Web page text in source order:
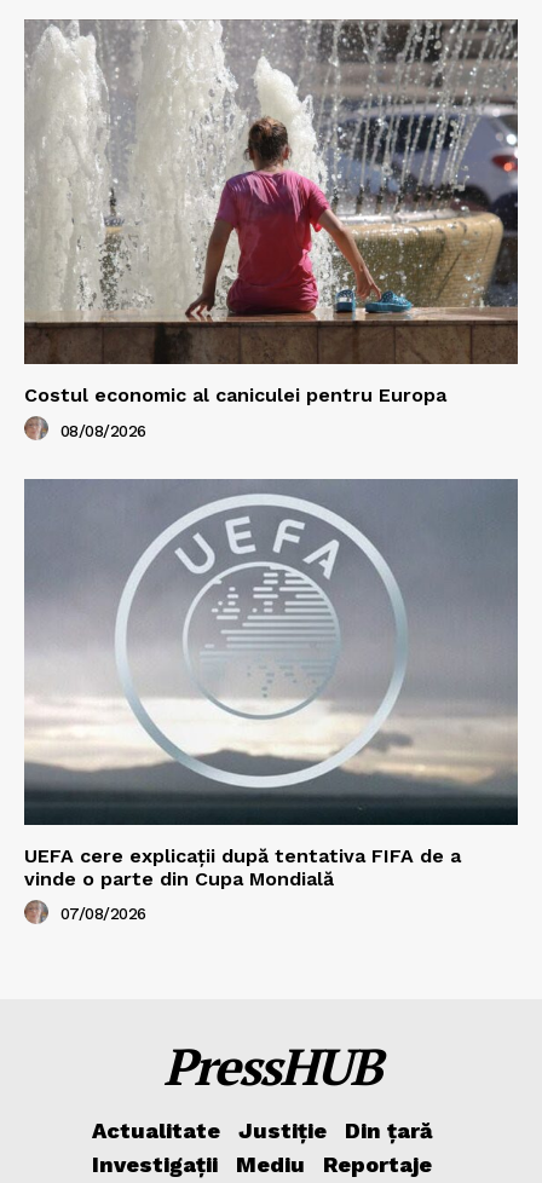
Costul economic al caniculei pentru Europa
08/08/2026
UEFA cere explicații după tentativa FIFA de a
vinde o parte din Cupa Mondială
07/08/2026
PressHUB
Actualitate Justiție
Din țară
Investigații
Mediu
Reportaje